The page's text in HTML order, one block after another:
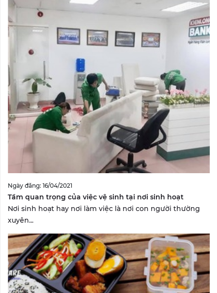
Ngày đăng: 16/04/2021
Tầm quan trọng của việc vệ sinh tại nơi sinh hoạt
Nơi sinh hoạt hay nơi làm việc là nơi con người thường
xuyên...